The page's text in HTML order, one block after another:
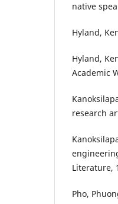
native
Hyland,
Hyland,
Academic
research
Literature,
Pho,